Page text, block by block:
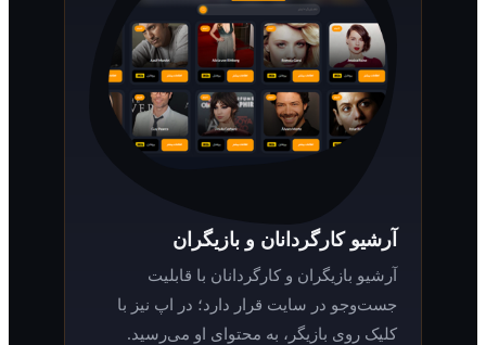
آرشیو کارگردانان و بازیگران
آرشیو بازیگران و کارگردانان با قابلیت
جست‌وجو در سایت قرار دارد؛ در اپ نیز با
کلیک روی بازیگر، به محتوای او می‌رسید.